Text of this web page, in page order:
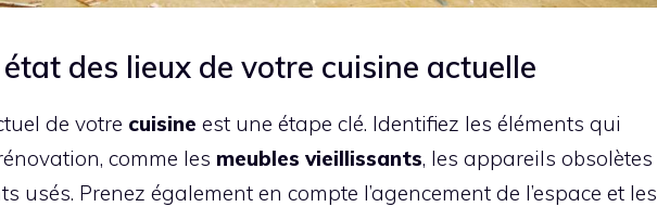
des lieux de votre cuisine actuelle
de votre cuisine est une étape clé. Identifiez les éléments qui
comme les meubles vieillissants, les appareils obsolètes
usés. Prenez également en compte l’agencement de l’espace et les